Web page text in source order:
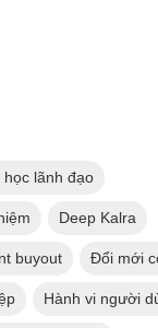
học lãnh đạo
Deep Kalra
buyout Đổi mới
Hành vi người